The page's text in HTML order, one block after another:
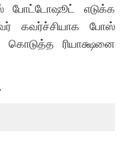
போட்டோஷூட் எடுக்க
கவர்ச்சியாக போஸ்
கொடுத்த ரியாக்ஷனை